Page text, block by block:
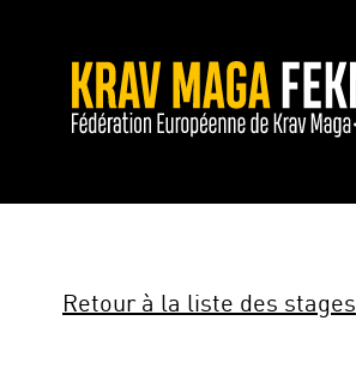
Retour à la liste des stages